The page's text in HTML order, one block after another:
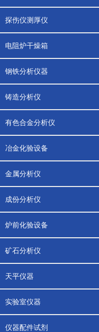
探伤仪测厚仪
电阻炉干燥箱
钢铁分析仪器
铸造分析仪
有色合金分析仪
冶金化验设备
金属分析仪
成份分析仪
炉前化验设备
矿石分析仪
天平仪器
实验室仪器
仪器配件试剂